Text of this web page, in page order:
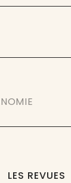
LES REVUES